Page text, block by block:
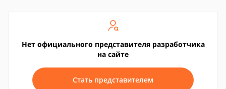
Нет официального представителя разработчика
на сайте
Стать представителем